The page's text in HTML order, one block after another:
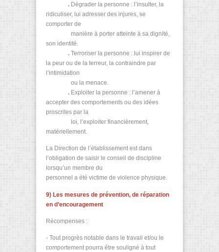
. Dégrader la personne : l’insulter, la
ridiculiser, lui adresser des injures, se
comporter de
manière à porter atteinte à sa dignité,
son identité.
. Terroriser la personne : lui inspirer de
la peur ou de la terreur, la contraindre par
l’intimidation
ou la menace.
. Exploiter la personne : l’amener à
accepter des comportements ou des idées
proscrites par la
loi, l’exploiter financièrement,
matériellement.
La Direction de l’établissement est dans
l’obligation de saisir le conseil de discipline
lorsqu’un membre du
personnel a été victime de violence physique.
9) Les mesures de prévention, de réparation
en d’encouragement
Récompenses :
- Tout progrès notable dans le travail et/ou le
comportement pourra être souligné à tout